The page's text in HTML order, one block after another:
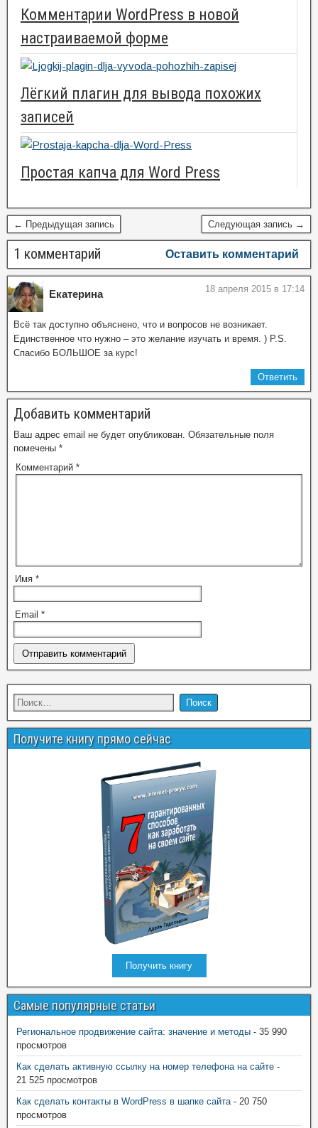
Комментарии WordPress в новой
настраиваемой форме
Лёгкий плагин для вывода похожих
записей
Простая капча для Word Press
← Предыдущая запись Следующая запись →
1 комментарий Оставить комментарий
Екатерина 18 апреля 2015 в 17:14
Всё так доступно объяснено, что и вопросов не возникает.
Единственное что нужно – это желание изучать и время. ) P.S.
Спасибо БОЛЬШОЕ за курс!
Ответить
Добавить комментарий
Ваш адрес email не будет опубликован. Обязательные поля
помечены *
Комментарий *
Имя *
Email *
Получите книгу прямо сейчас
Получить книгу
Самые популярные статьи
Региональное продвижение сайта: значение и методы - 35 990
просмотров
Как сделать активную ссылку на номер телефона на сайте -
21 525 просмотров
Как сделать контакты в WordPress в шапке сайта- 20 750
просмотров